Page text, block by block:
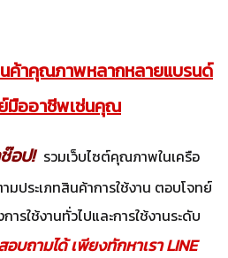
ค้าคุณภาพหลากหลายแบรนด์
มืออาชีพเช่นคุณ
อป! รวมเว็บไซต์คุณภาพในเครือ
ประเภทสินค้าการใช้งาน ตอบโจทย์
รใช้งานทั่วไปและการใช้งานระดับ
อบถามได้ เพียงทักหาเรา LINE